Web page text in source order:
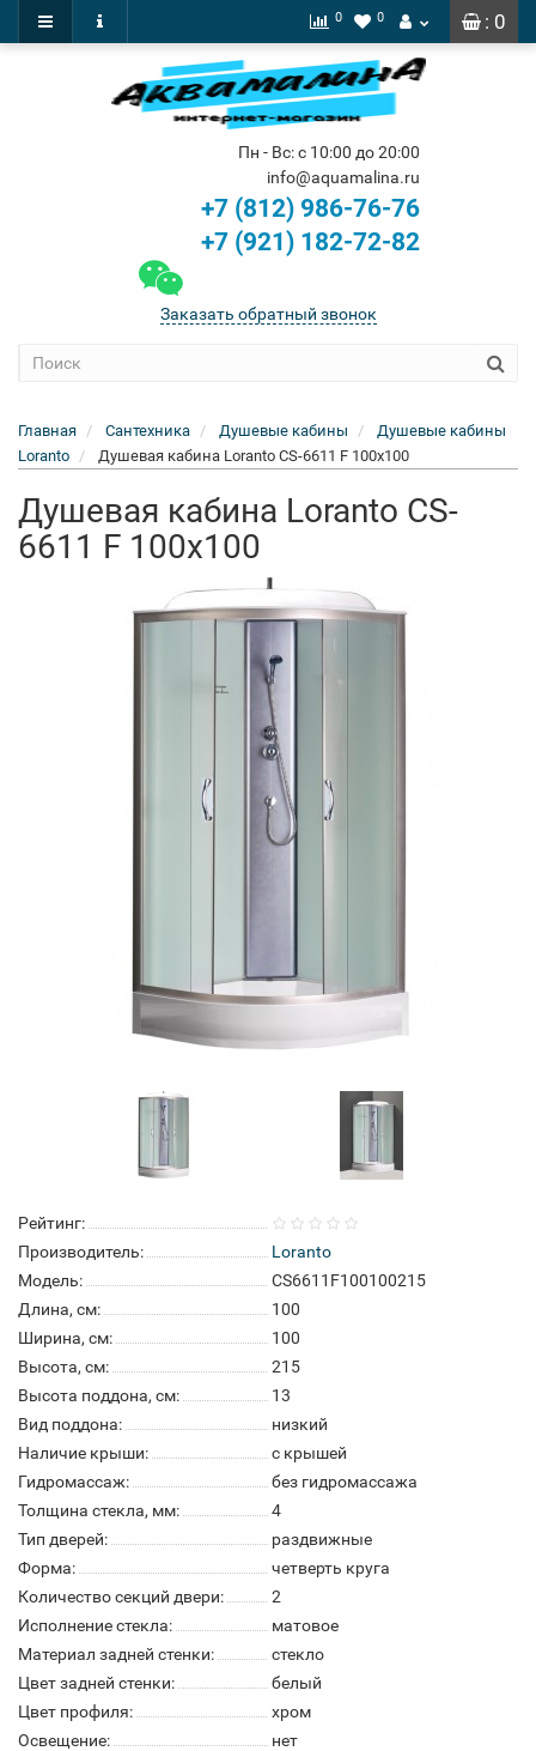
: 0
0 0
Пн - Вс: с 10:00 до 20:00
info@aquamalina.ru
+7 (812) 986-76-76
+7 (921) 182-72-82
Заказать обратный звонок
Главная Сантехника Душевые кабины
Душевые кабины
Loranto
Душевая кабина Loranto CS-6611 F 100x100
Душевая кабина Loranto CS-
6611 F 100x100
Рейтинг:
Производитель:
Loranto
Модель:
CS6611F100100215
Длина, см:
100
Ширина, см:
100
Высота, см:
215
Высота поддона, см:
13
Вид поддона:
низкий
Наличие крыши:
с крышей
Гидромассаж:
без гидромассажа
Толщина стекла, мм:
4
Тип дверей:
раздвижные
Форма:
четверть круга
Количество секций двери:
2
Исполнение стекла:
матовое
Материал задней стенки:
стекло
Цвет задней стенки:
белый
Цвет профиля:
хром
Освещение:
нет